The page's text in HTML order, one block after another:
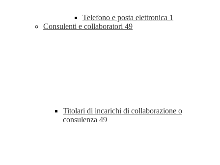
Telefono e posta elettronica 1
Consulenti e collaboratori 49
Titolari di incarichi di collaborazione o
consulenza 49